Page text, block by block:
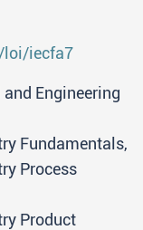
loi/iecfa7
Engineering
Fundamentals,
Process
Product